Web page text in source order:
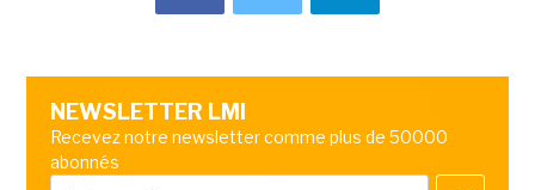
NEWSLETTER LMI
Recevez notre newsletter comme plus de 50000
abonnés